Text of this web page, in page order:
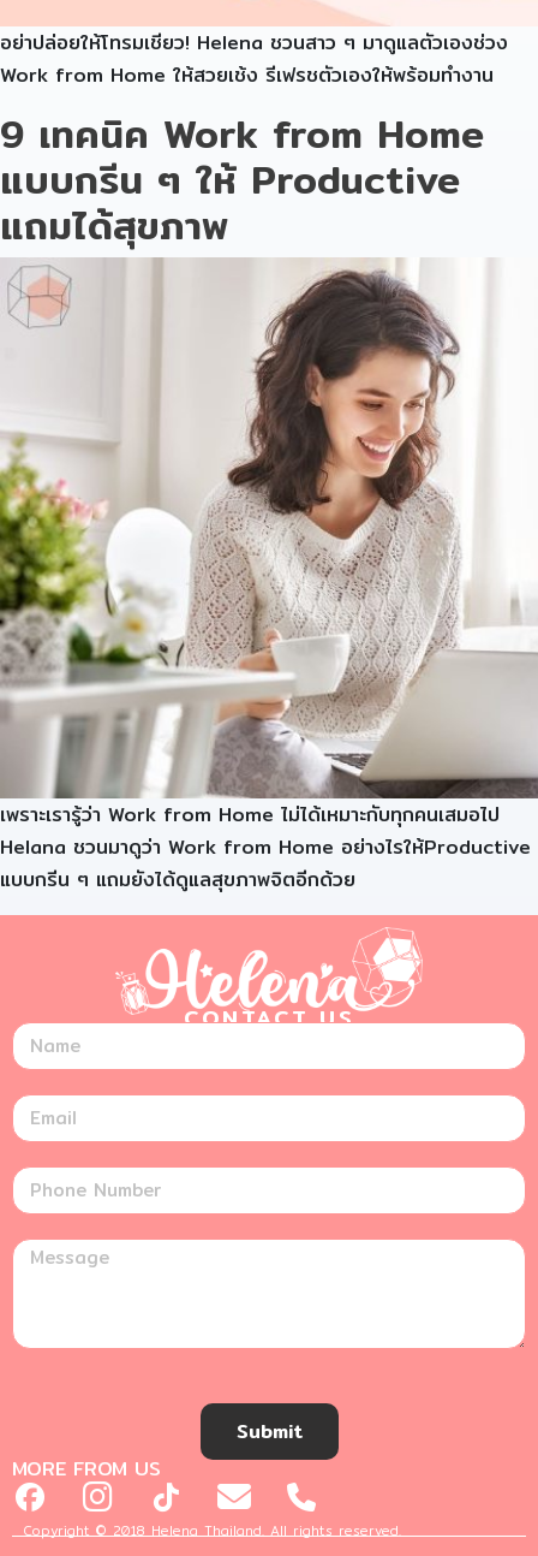
อย่าปล่อยให้โทรมเชียว! Helena ชวนสาว ๆ มาดูแลตัวเองช่วง
Work from Home ให้สวยเช้ง รีเฟรชตัวเองให้พร้อมทำงาน
9 เทคนิค Work from Home
แบบกรีน ๆ ให้ Productive
แถมได้สุขภาพ
เพราะเรารู้ว่า Work from Home ไม่ได้เหมาะกับทุกคนเสมอไป
Helana ชวนมาดูว่า Work from Home อย่างไรให้Productive
แบบกรีน ๆ แถมยังได้ดูแลสุขภาพจิตอีกด้วย
CONTACT US
Submit
MORE FROM US
Copyright © 2018 Helena Thailand. All rights reserved.